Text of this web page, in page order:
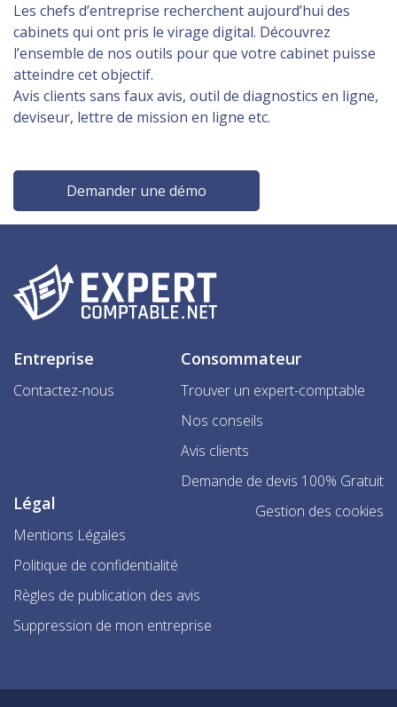
Les chefs d’entreprise recherchent aujourd’hui des
cabinets qui ont pris le virage digital. Découvrez
l’ensemble de nos outils pour que votre cabinet puisse
atteindre cet objectif.
Avis clients sans faux avis, outil de diagnostics en ligne,
deviseur, lettre de mission en ligne etc.
Demander une démo
Entreprise
Contactez-nous
Consommateur
Trouver un expert-comptable
Nos conseils
Avis clients
Demande de devis 100% Gratuit
Légal
Mentions Légales
Politique de confidentialité
Règles de publication des avis
Suppression de mon entreprise
Gestion des cookies